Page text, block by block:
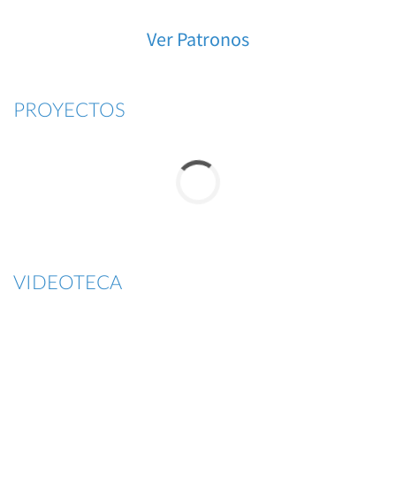
Ver Patronos
PROYECTOS
VIDEOTECA